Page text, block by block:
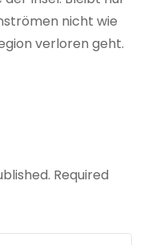
nicht wie
verloren geht.
Required